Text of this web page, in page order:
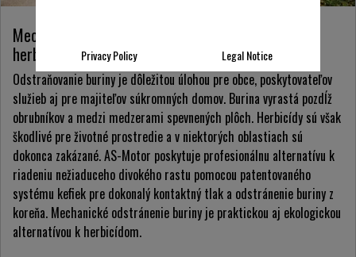
Mechanické odstraňovanie buriny - alternatíva k
herbicídom
Odstraňovanie buriny je dôležitou úlohou pre obce, poskytovateľov
služieb aj pre majiteľov súkromných domov. Burina vyrastá pozdĺž
obrubníkov a medzi medzerami spevnených plôch. Herbicídy sú však
škodlivé pre životné prostredie a v niektorých oblastiach sú
dokonca zakázané. AS-Motor poskytuje profesionálnu alternatívu k
riadeniu nežiaduceho divokého rastu pomocou patentovaného
systému kefiek pre dokonalý kontaktný tlak a odstránenie buriny z
koreňa. Mechanické odstránenie buriny je praktickou aj ekologickou
alternatívou k herbicídom.
Privacy Policy Legal Notice